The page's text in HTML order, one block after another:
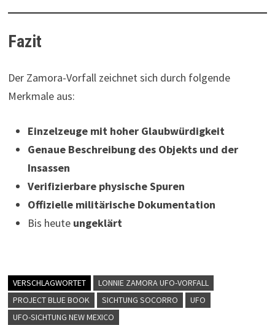
Fazit
Der Zamora-Vorfall zeichnet sich durch folgende
Merkmale aus:
Einzelzeuge mit hoher Glaubwürdigkeit
Genaue Beschreibung des Objekts und der
Insassen
Verifizierbare physische Spuren
Offizielle militärische Dokumentation
Bis heute ungeklärt
VERSCHLAGWORTET
LONNIE ZAMORA UFO-VORFALL
PROJECT BLUE BOOK
SICHTUNG SOCORRO
UFO
UFO-SICHTUNG NEW MEXICO